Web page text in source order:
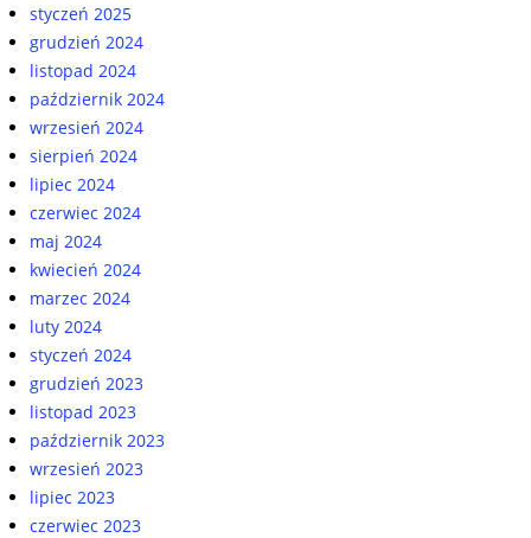
styczeń 2025
grudzień 2024
listopad 2024
październik 2024
wrzesień 2024
sierpień 2024
lipiec 2024
czerwiec 2024
maj 2024
kwiecień 2024
marzec 2024
luty 2024
styczeń 2024
grudzień 2023
listopad 2023
październik 2023
wrzesień 2023
lipiec 2023
czerwiec 2023